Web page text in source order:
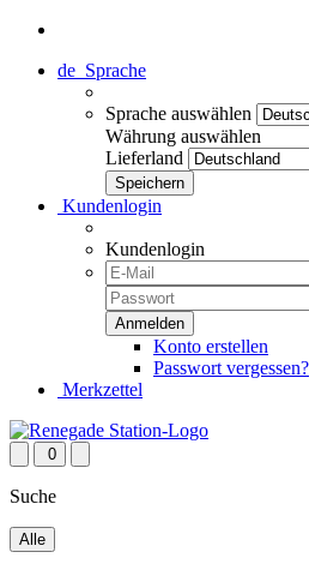
de Sprache
Sprache auswählen
Währung auswählen
Lieferland
Kundenlogin
Kundenlogin
Konto erstellen
Passwort vergessen?
Merkzettel
0
Suche
Alle